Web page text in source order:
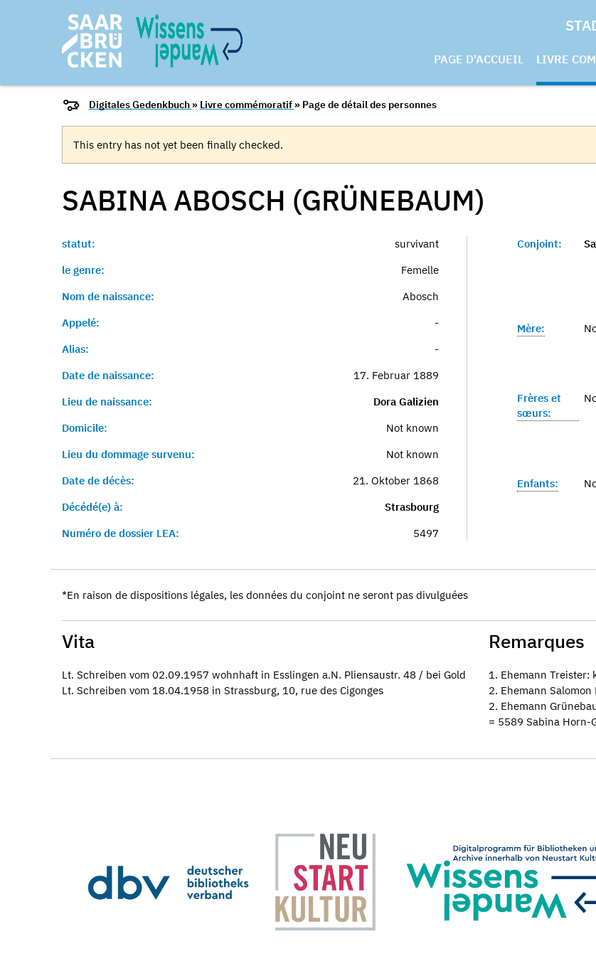
PAGE D'ACCUEIL LIVRE
Digitales Gedenkbuch » Livre commémoratif » Page de détail des personnes
This entry has not yet been finally checked.
SABINA ABOSCH (GRÜNEBAUM)
statut:
survivant
le genre:
Femelle
Nom de naissance:
Abosch
Appelé:
-
Alias:
-
Date de naissance:
17. Februar 1889
Lieu de naissance:
Dora Galizien
Domicile:
Not known
Lieu du dommage survenu:
Not known
Date de décès:
21. Oktober 1868
Décédé(e) à:
Strasbourg
Numéro de dossier LEA:
5497
Conjoint:
Mère:
Frères et
sœurs:
Enfants:
*En raison de dispositions légales, les données du conjoint ne seront pas divulguées
Vita
Lt. Schreiben vom 02.09.1957 wohnhaft in Esslingen a.N. Pliensaustr. 48 / bei Gold
Lt. Schreiben vom 18.04.1958 in Strassburg, 10, rue des Cigonges
Remarques
1. Ehemann Treister:
2. Ehemann
2. Ehemann
= 5589 Sabina Horn-